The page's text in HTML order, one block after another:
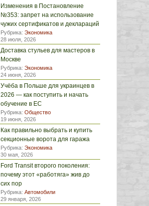
Изменения в Постановление
№353: запрет на использование
чужих сертификатов и деклараций
Рубрика: Экономика
28 июля, 2026
Доставка стульев для мастеров в
Москве
Рубрика: Экономика
24 июня, 2026
Учёба в Польше для украинцев в
2026 — как поступить и начать
обучение в ЕС
Рубрика: Общество
19 июня, 2026
Как правильно выбрать и купить
секционные ворота для гаража
Рубрика: Экономика
30 мая, 2026
Ford Transit второго поколения:
почему этот «работяга» жив до
сих пор
Рубрика: Автомобили
29 января, 2026